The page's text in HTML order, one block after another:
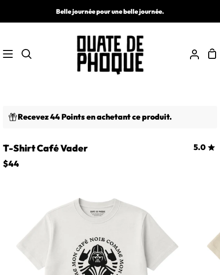
Belle journée pour une belle journée.
Recherche
Mon
Recevez 44 Points en achetant ce produit.
T-Shirt Café Vader 5.0
$44